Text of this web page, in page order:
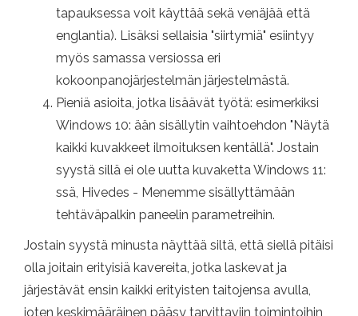
tapauksessa voit käyttää sekä venäjää että
englantia). Lisäksi sellaisia ​​"siirtymiä" esiintyy
myös samassa versiossa eri
kokoonpanojärjestelmän järjestelmästä.
Pieniä asioita, jotka lisäävät työtä: esimerkiksi
Windows 10: ään sisällytin vaihtoehdon "Näytä
kaikki kuvakkeet ilmoituksen kentällä". Jostain
syystä sillä ei ole uutta kuvaketta Windows 11:
ssä, Hivedes - Menemme sisällyttämään
tehtäväpalkin paneelin parametreihin.
Jostain syystä minusta näyttää siltä, ​​että siellä pitäisi
olla joitain erityisiä kavereita, jotka laskevat ja
järjestävät ensin kaikki erityisten taitojensa avulla,
joten keskimääräinen pääsy tarvittaviin toimintoihin